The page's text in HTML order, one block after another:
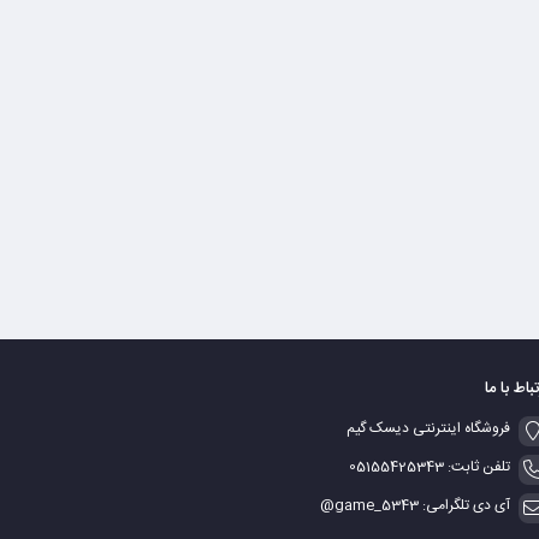
با ما
فروشگاه اینترنتی دیسک گیم
تلفن ثابت: 05155425343
آی دی تلگرامی: game_5343@